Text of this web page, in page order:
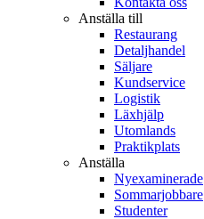
Anställa till
Restaurang
Detaljhandel
Säljare
Kundservice
Logistik
Läxhjälp
Utomlands
Praktikplats
Anställa
Nyexaminerade
Sommarjobbare
Studenter